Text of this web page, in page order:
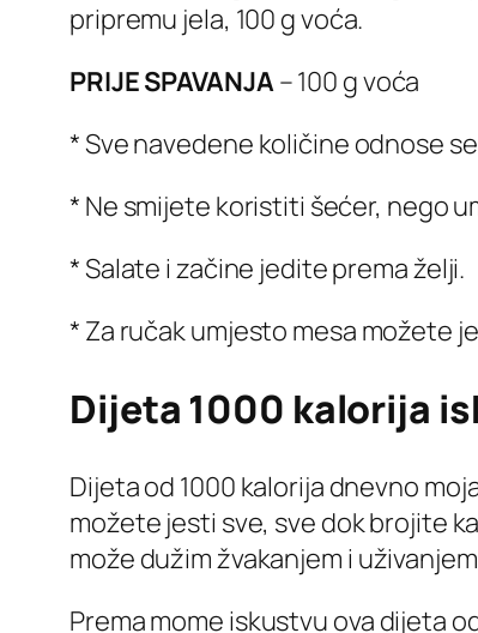
pripremu jela, 100 g voća.
PRIJE SPAVANJA– 100 g voća
* Sve navedene količine odnose
* Ne smijete koristiti šećer, nego
* Salate i začine jedite prema želji.
* Za ručak umjesto mesa možete
Dijeta 1000 kalorija
Dijeta od 1000 kalorija dnevno
možete jesti sve, sve dok brojite
može dužim žvakanjem i
Prema mome iskustvu ova dijeta